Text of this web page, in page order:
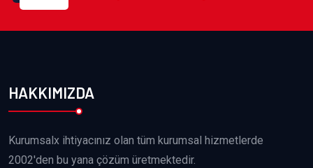
HAKKIMIZDA
Kurumsalx ihtiyacınız olan tüm kurumsal hizmetlerde
2002'den bu yana çözüm üretmektedir.